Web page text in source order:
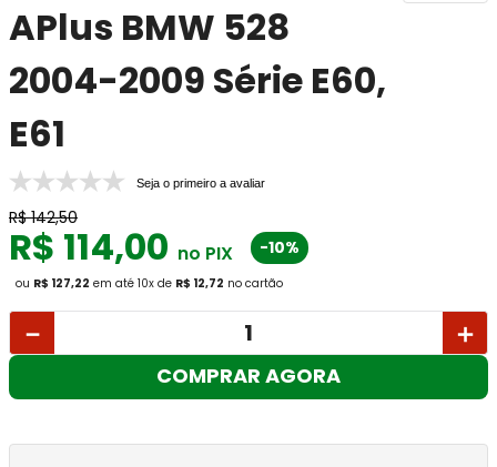
APlus BMW 528
2004-2009 Série E60,
E61
Seja o primeiro a avaliar
R$ 142,50
R$ 114,00 no PIX -10%
ou R$ 127,22 em até 10x de R$ 12,72 no cartão
＋
－
COMPRAR AGORA